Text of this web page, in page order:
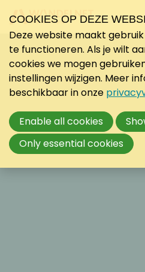
COOKIES OP DEZE
Deze website maakt
te functioneren. Als je wilt
cookies we mogen
instellingen wijzigen. Meer
beschikbaar in onze
Enable all cookies
Only essential cookies